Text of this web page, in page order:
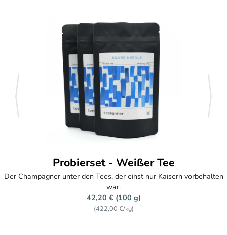
Probierset - Weißer Tee
Der Champagner unter den Tees, der einst nur Kaisern vorbehalten
war.
42,20 € (100 g)
(422,00 €/kg)
zurück